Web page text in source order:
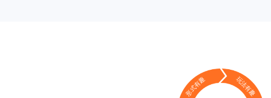
形式有趣 玩法有趣